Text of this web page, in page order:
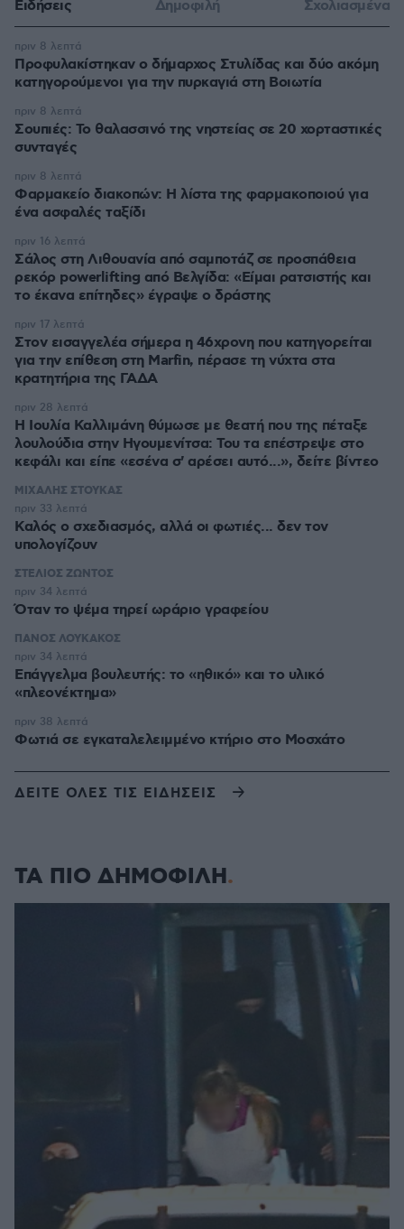
Ειδήσεις Δημοφιλή Σχολιασμένα
Προφυλακίστηκαν ο δήμαρχος Στυλίδας και δύο ακόμη
κατηγορούμενοι για την πυρκαγιά στη Βοιωτία
πριν 8 λεπτά
Σουπιές: Το θαλασσινό της νηστείας σε 20 χορταστικές
συνταγές
πριν 8 λεπτά
Φαρμακείο διακοπών: Η λίστα της φαρμακοποιού για
ένα ασφαλές ταξίδι
πριν 8 λεπτά
Σάλος στη Λιθουανία από σαμποτάζ σε προσπάθεια
ρεκόρ powerlifting από Βελγίδα: «Είμαι ρατσιστής και
το έκανα επίτηδες» έγραψε ο δράστης
πριν 16 λεπτά
Στον εισαγγελέα σήμερα η 46χρονη που κατηγορείται
για την επίθεση στη Marfin, πέρασε τη νύχτα στα
κρατητήρια της ΓΑΔΑ
πριν 17 λεπτά
Η Ιουλία Καλλιμάνη θύμωσε με θεατή που της πέταξε
λουλούδια στην Ηγουμενίτσα: Του τα επέστρεψε στο
κεφάλι και είπε «εσένα σ' αρέσει αυτό...», δείτε βίντεο
πριν 28 λεπτά
ΜΙΧΑΛΗΣ ΣΤΟΥΚΑΣ
Καλός ο σχεδιασμός, αλλά οι φωτιές... δεν τον
υπολογίζουν
πριν 33 λεπτά
ΣΤΕΛΙΟΣ ΖΩΝΤΟΣ
Όταν το ψέμα τηρεί ωράριο γραφείου
πριν 34 λεπτά
ΠΑΝΟΣ ΛΟΥΚΑΚΟΣ
Επάγγελμα βουλευτής: το «ηθικό» και το υλικό
«πλεονέκτημα»
πριν 34 λεπτά
Φωτιά σε εγκαταλελειμμένο κτήριο στο Μοσχάτο
πριν 38 λεπτά
ΔΕΙΤΕ ΟΛΕΣ ΤΙΣ ΕΙΔΗΣΕΙΣ
ΤΑ ΠΙΟ ΔΗΜΟΦΙΛΗ